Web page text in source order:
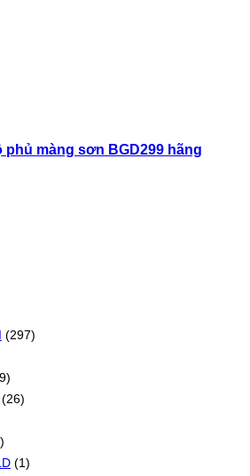
phủ màng sơn BGD299 hãng
(297)
(26)
(1)